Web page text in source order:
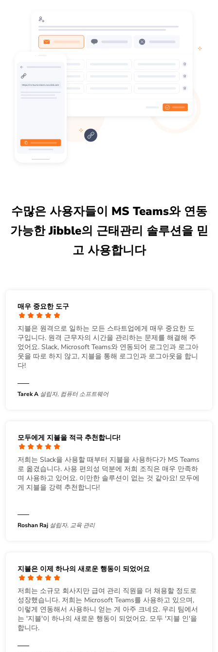
수많은 사용자들이 MS Teams와 연동
가능한 Jibble의 근태관리 솔루션을 믿
고 사용합니다
매우 중요한 도구
지블은 원격으로 일하는 모든 스타트업에게 매우 중요한 도
구입니다. 원격 근무자의 시간을 관리하는 문제를 해결해 주
었어요. Slack, Microsoft Teams와 연동되어 로그인과 로그아
웃을 따로 하지 않고, 지블을 통해 로그인과 로그아웃을 합니
다!
Tarek A 설립자, 컴퓨터 소프트웨어
모두에게 지블을 적극 추천합니다!
저희는 Slack을 사용할 때부터 지블을 사용하다가 MS Teams
로 옮겼습니다. 사용 편의성 덕분에 저희 조직은 매우 만족하
며 사용하고 있어요. 이만한 솔루션이 없는 것 같아요! 모두에
게 지블을 강력 추천합니다!
Roshan Raj 설립자, 교육 관리
지블은 이제 하나의 새로운 행동이 되었어요
저희는 소규모 회사지만 급여 관리 직원을 더 채용할 정도로
성장했습니다. 저희는 Microsoft Teams를 사용하고 있으며,
이렇게 연동해서 사용하니 얻는 게 아주 크네요. 우리 팀에서
는 '지블'이 하나의 새로운 행동이 되었어요. 모두 '지블 인'을
합니다.